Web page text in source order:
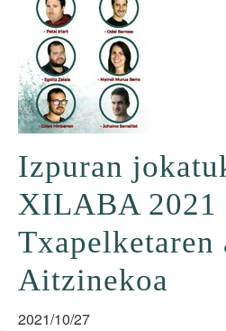
Izpuran
XILABA 2021
Txapelketaren
Aitzinekoa
2021/10/27